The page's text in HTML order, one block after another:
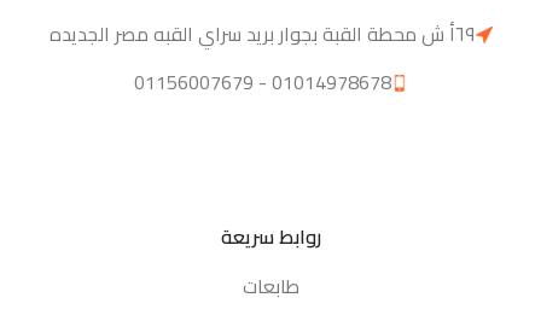
روابط سريعة
طابعات
٦٩أ ش محطة القبة بجوار بريد سراي القبه مصر الجديده
01014978678 - 01156007679